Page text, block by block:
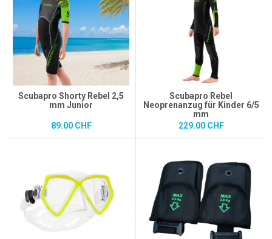
Scubapro Shorty Rebel 2,5
mm Junior
89.00 CHF
Scubapro Rebel
Neoprenanzug für Kinder 6/5
mm
229.00 CHF